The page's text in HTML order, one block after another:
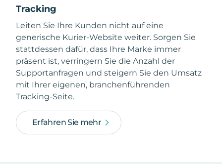
Tracking
Leiten Sie Ihre Kunden nicht auf eine
generische Kurier-Website weiter. Sorgen Sie
stattdessen dafür, dass Ihre Marke immer
präsent ist, verringern Sie die Anzahl der
Supportanfragen und steigern Sie den Umsatz
mit Ihrer eigenen, branchenführenden
Tracking-Seite.
Erfahren Sie mehr